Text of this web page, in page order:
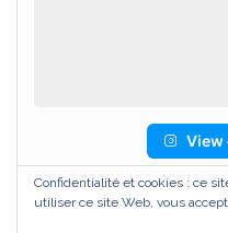
View
Confidentialité et cookies : ce
utiliser ce site Web, vous